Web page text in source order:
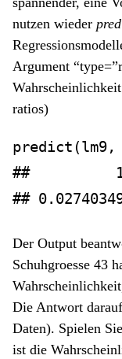
nutzen wieder
Argument
ratios)
predict (lm9,
##
##
Der Output
Schuhgroesse 43
Die Antwort
Daten). Spielen
ist die